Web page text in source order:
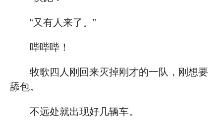
“又有人来了。”
哔哔哔！
牧歌四人刚回来灭掉刚才的一队，刚想要
舔包。
不远处就出现好几辆车。